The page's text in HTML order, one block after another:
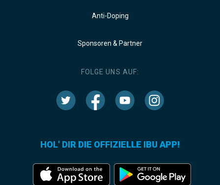
Anti-Doping
Sponsoren & Partner
FOLGE UNS AUF:
HOL' DIR DIE OFFIZIELLE IBU APP!